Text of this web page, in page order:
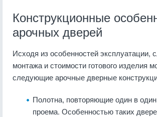
Конструкционные
арочных дверей
Исходя из особенностей эксплуатации,
монтажа и стоимости готового изделия
следующие арочные дверные
Полотна, повторяющие один в
проема. Особенностью таких